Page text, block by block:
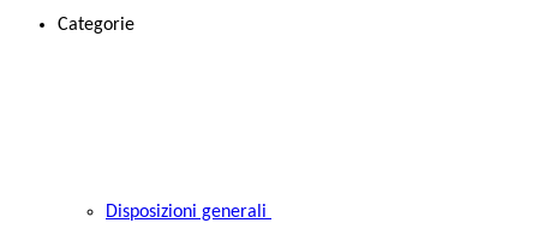
Categorie
Disposizioni generali